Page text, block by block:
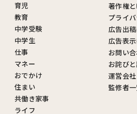
育児
教育
中学受験
中学生
仕事
マネー
おでかけ
住まい
共働き家事
ライフ
著作権
プライ
広告出
広告表
お問い
お詫び
運営会社
監修者